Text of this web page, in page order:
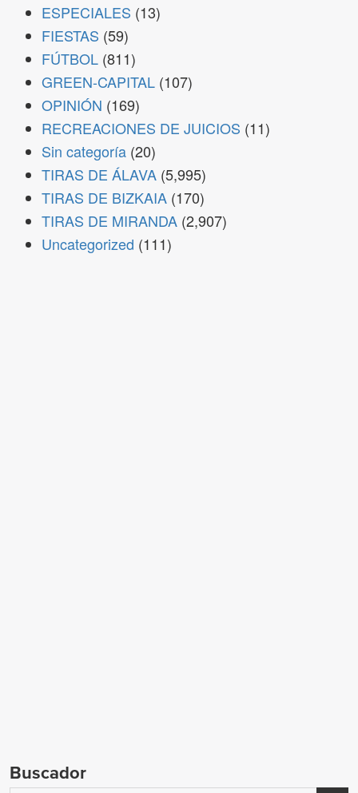
ESPECIALES (13)
FIESTAS (59)
FÚTBOL (811)
GREEN-CAPITAL (107)
OPINIÓN (169)
RECREACIONES DE JUICIOS (11)
Sin categoría (20)
TIRAS DE ÁLAVA (5,995)
TIRAS DE BIZKAIA (170)
TIRAS DE MIRANDA (2,907)
Uncategorized (111)
Buscador